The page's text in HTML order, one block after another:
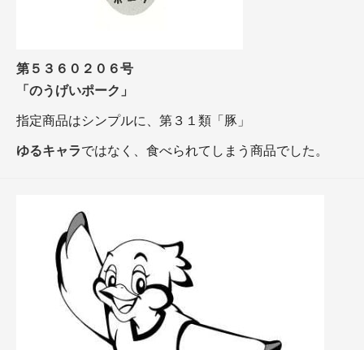
第５３６０２０６号
「のうげいポーク」
指定商品はシンプルに、第３１類「豚」
ゆるキャラではなく、食べられてしまう商品でした。